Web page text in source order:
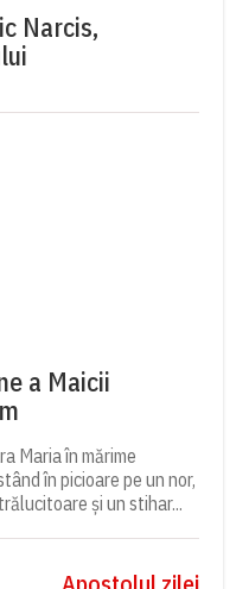
Narcis,
a Maicii
Maria în mărime
în picioare pe un nor,
și un stihar...